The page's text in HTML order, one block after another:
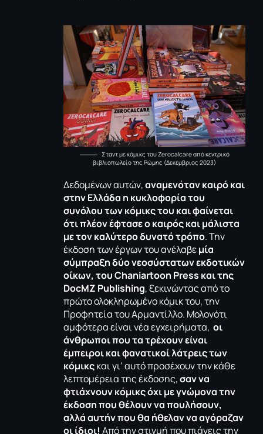
Σταντ με κόμικς του Zerocalcare από κεντρικό
βιβλιοπωλείο της Ρώμης (Δεκέμβριος 2023)
Δεδομένων αυτών,αναμενόταν καιρό και
στην Ελλάδα η κυκλοφορία του
συνόλου των κόμικς του και φαίνεται
ότι πλέον έφτασε ο καιρός και μάλιστα
με τον καλύτερο δυνατό τρόπο. Την
έκδοση των έργων του ανέλαβεμία
σύμπραξη δύο νεοσύστατων εκδοτικών
οίκων, τουChaniartoon Press και της
DocMZ Publishing, ξεκινώντας από το
πρώτο ολοκληρωμένο κόμικ του, την
Προφητεία του Αρμαντίλλο. Μολονότι
αμφότερα είναι νέα εγχειρήματα, οι
άνθρωποι που τα τρέχουν είναι
έμπειροι και φανατικοί λάτρεις των
κόμικςκαι γι’ αυτό προσέχουν την κάθε
λεπτομέρεια της έκδοσης,σαν να
φτιάχνουν κόμικς όχι με γνώμονα την
έκδοση που θέλουν να πουλήσουν,
αλλά αυτήν που θα ήθελαν να αγόραζαν
οι ίδιοι! Από την στιγμή που πιάνεις την